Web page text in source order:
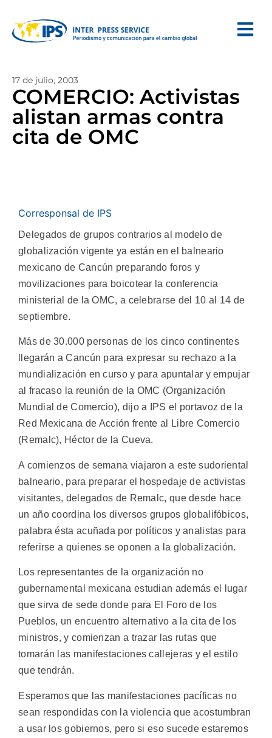
17 de julio, 2003
COMERCIO: Activistas
alistan armas contra
cita de OMC
Corresponsal de IPS
Delegados de grupos contrarios al modelo de
globalización vigente ya están en el balneario
mexicano de Cancún preparando foros y
movilizaciones para boicotear la conferencia
ministerial de la OMC, a celebrarse del 10 al 14 de
septiembre.
Más de 30.000 personas de los cinco continentes
llegarán a Cancún para expresar su rechazo a la
mundialización en curso y para apuntalar y empujar
al fracaso la reunión de la OMC (Organización
Mundial de Comercio), dijo a IPS el portavoz de la
Red Mexicana de Acción frente al Libre Comercio
(Remalc), Héctor de la Cueva.
A comienzos de semana viajaron a este sudoriental
balneario, para preparar el hospedaje de activistas
visitantes, delegados de Remalc, que desde hace
un año coordina los diversos grupos globalifóbicos,
palabra ésta acuñada por políticos y analistas para
referirse a quienes se oponen a la globalización.
Los representantes de la organización no
gubernamental mexicana estudian además el lugar
que sirva de sede donde para El Foro de los
Pueblos, un encuentro alternativo a la cita de los
ministros, y comienzan a trazar las rutas que
tomarán las manifestaciones callejeras y el estilo
que tendrán.
Esperamos que las manifestaciones pacíficas no
sean respondidas con la violencia que acostumbran
a usar los gobiernos, pero si eso sucede estaremos